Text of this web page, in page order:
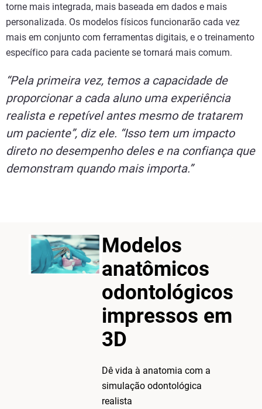
Modelos
anatômicos
odontológicos
impressos em
3D
Dê vida à anatomia com a
simulação odontológica
realista
torne mais integrada, mais baseada em dados e mais
personalizada. Os modelos físicos funcionarão cada vez
mais em conjunto com ferramentas digitais, e o treinamento
específico para cada paciente se tornará mais comum.
“Pela primeira vez, temos a capacidade de
proporcionar a cada aluno uma experiência
realista e repetível antes mesmo de tratarem
um paciente”, diz ele. “Isso tem um impacto
direto no desempenho deles e na confiança que
demonstram quando mais importa.”